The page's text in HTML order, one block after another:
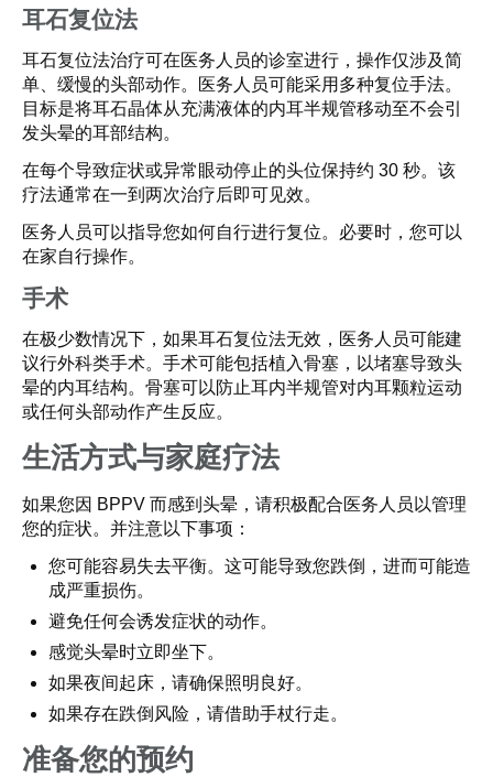
耳石复位法
耳石复位法治疗可在医务人员的诊室进行，操作仅涉及简
单、缓慢的头部动作。医务人员可能采用多种复位手法。
目标是将耳石晶体从充满液体的内耳半规管移动至不会引
发头晕的耳部结构。
在每个导致症状或异常眼动停止的头位保持约 30 秒。该
疗法通常在一到两次治疗后即可见效。
医务人员可以指导您如何自行进行复位。必要时，您可以
在家自行操作。
手术
在极少数情况下，如果耳石复位法无效，医务人员可能建
议行外科类手术。手术可能包括植入骨塞，以堵塞导致头
晕的内耳结构。骨塞可以防止耳内半规管对内耳颗粒运动
或任何头部动作产生反应。
生活方式与家庭疗法
如果您因 BPPV 而感到头晕，请积极配合医务人员以管理
您的症状。并注意以下事项：
您可能容易失去平衡。这可能导致您跌倒，进而可能造
成严重损伤。
避免任何会诱发症状的动作。
感觉头晕时立即坐下。
如果夜间起床，请确保照明良好。
如果存在跌倒风险，请借助手杖行走。
准备您的预约